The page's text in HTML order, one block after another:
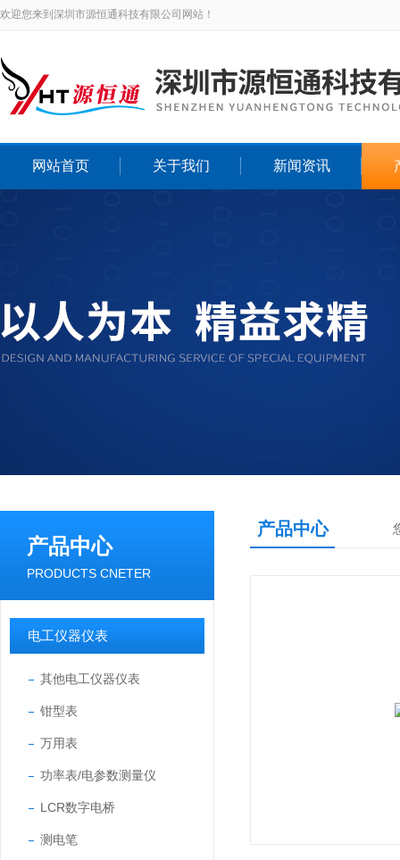
欢迎您来到深圳市源恒通科技有限公司网站！
网站首页 关于我们 新闻资讯
产品中心
PRODUCTS CNETER
电工仪器仪表
其他电工仪器仪表
钳型表
万用表
功率表/电参数测量仪
LCR数字电桥
测电笔
产品中心